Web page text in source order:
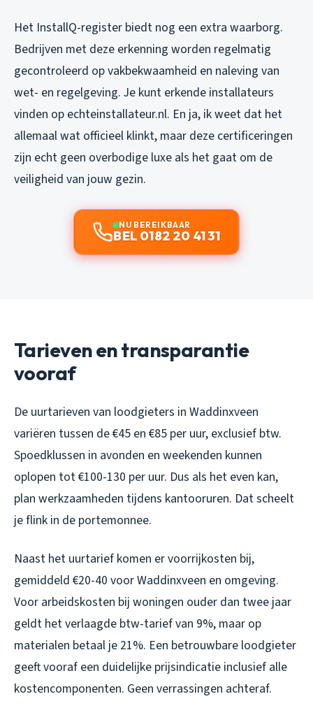
Het InstallQ-register biedt nog een extra waarborg.
Bedrijven met deze erkenning worden regelmatig
gecontroleerd op vakbekwaamheid en naleving van
wet- en regelgeving. Je kunt erkende installateurs
vinden op echteinstallateur.nl. En ja, ik weet dat het
allemaal wat officieel klinkt, maar deze certificeringen
zijn echt geen overbodige luxe als het gaat om de
veiligheid van jouw gezin.
NU BEREIKBAAR
BEL 0182 20 41 31
Tarieven en transparantie
vooraf
De uurtarieven van loodgieters in Waddinxveen
variëren tussen de €45 en €85 per uur, exclusief btw.
Spoedklussen in avonden en weekenden kunnen
oplopen tot €100-130 per uur. Dus als het even kan,
plan werkzaamheden tijdens kantooruren. Dat scheelt
je flink in de portemonnee.
Naast het uurtarief komen er voorrijkosten bij,
gemiddeld €20-40 voor Waddinxveen en omgeving.
Voor arbeidskosten bij woningen ouder dan twee jaar
geldt het verlaagde btw-tarief van 9%, maar op
materialen betaal je 21%. Een betrouwbare loodgieter
geeft vooraf een duidelijke prijsindicatie inclusief alle
kostencomponenten. Geen verrassingen achteraf.